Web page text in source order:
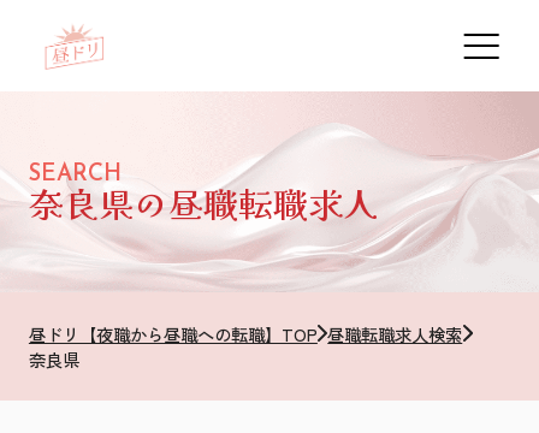
SEARCH
奈良県の昼職転職求人
昼ドリ【夜職から昼職への転職】TOP 昼職転職求人検索
奈良県